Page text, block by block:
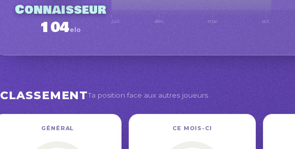
Connaisseur
104elo
juil. déc. mai oct.
CLASSEMENTTa position face aux autres joueurs
GÉNÉRAL CE MOIS-CI